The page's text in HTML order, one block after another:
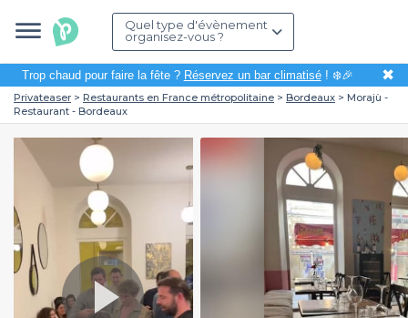
Quel type d'évènement
organisez-vous ?
Trop chaud pour faire la fête ? Réservez un bar climatisé! ❄️🎉 ✖
Privateaser Restaurants en France métropolitaine Bordeaux
Morajù -
Restaurant - Bordeaux